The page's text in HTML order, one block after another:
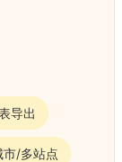
导出
市/多站点